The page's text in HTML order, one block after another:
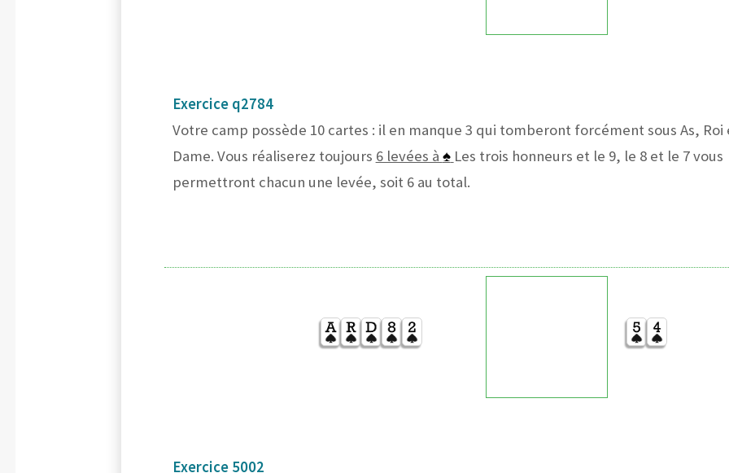
Exercice q2784
Votre camp possède 10 cartes : il en manque 3 qui tomberont forcément sous As, Roi
Dame. Vous réaliserez toujours 6 levées à ♠ Les trois honneurs et le 9, le 8 et le 7 vous
permettront chacun une levée, soit 6 au total.
Exercice 5002